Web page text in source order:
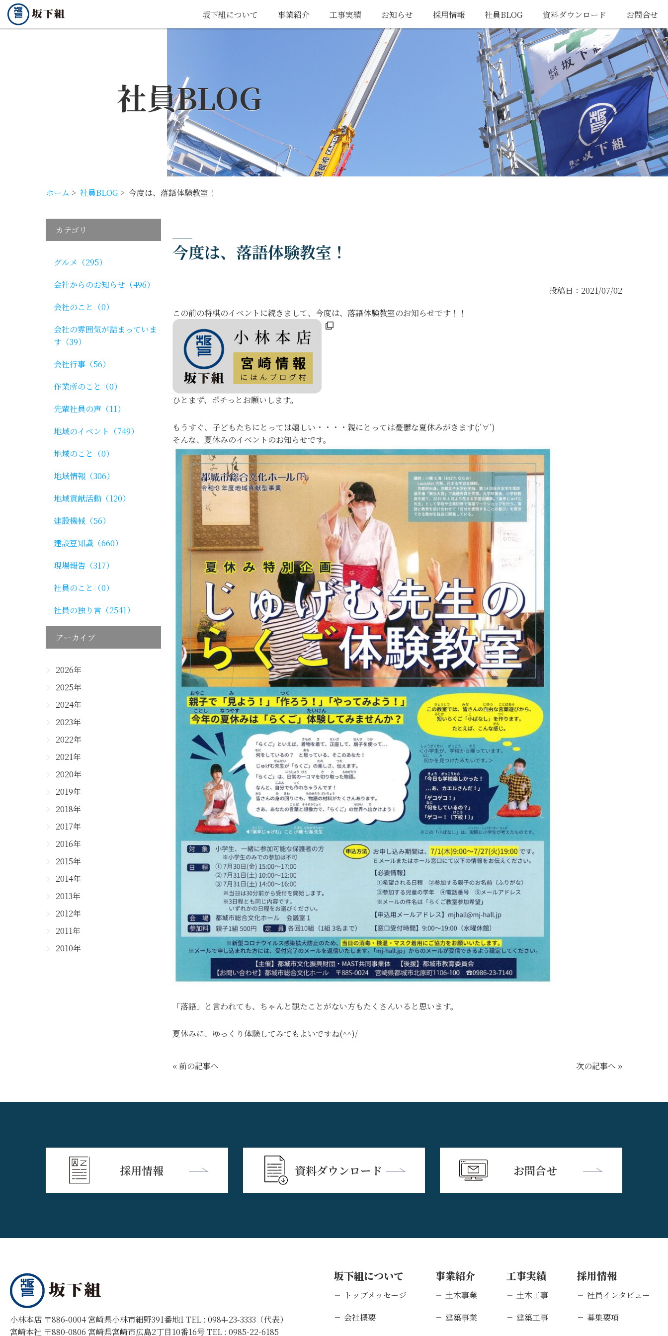
坂下組について 事業紹介 工事実績 お知らせ 採用情報 社員BLOG 資料ダウンロード お問合せ
社員BLOG
ホーム > 社員BLOG > 今度は、落語体験教室！
今度は、落語体験教室！
投稿日：2021/07/02
この前の将棋のイベントに続きまして、今度は、落語体験教室のお知らせです！！
ひとまず、ポチっとお願いします。
もうすぐ、子どもたちにとっては嬉しい・・・・親にとっては憂鬱な夏休みがきます(;’∀’)
そんな、夏休みのイベントのお知らせです。
「落語」と言われても、ちゃんと観たことがない方もたくさんいると思います。
夏休みに、ゆっくり体験してみてもよいですね(^^)/
« 前の記事へ 次の記事へ »
カテゴリ
グルメ（295）
会社からのお知らせ（496）
会社のこと（0）
会社の雰囲気が詰まっていま
す（39）
会社行事（56）
作業所のこと（0）
先輩社員の声（11）
地域のイベント（749）
地域のこと（0）
地域情報（306）
地域貢献活動（120）
建設機械（56）
建設豆知識（660）
現場報告（317）
社員のこと（0）
社員の独り言（2541）
アーカイブ
2026年
2025年
2024年
2023年
2022年
2021年
2020年
2019年
2018年
2017年
2016年
2015年
2014年
2013年
2012年
2011年
2010年
採用情報 資料ダウンロード お問合せ
小林本店 〒886-0004 宮崎県小林市細野391番地1 TEL : 0984-23-3333（代表）
宮崎本社 〒880-0806 宮崎県宮崎市広島2丁目10番16号 TEL : 0985-22-6185
坂下組について
トップメッセージ
会社概要
事業紹介
土木事業
建築事業
工事実績
土木工事
建築工事
採用情報
社員インタビュー
募集要項